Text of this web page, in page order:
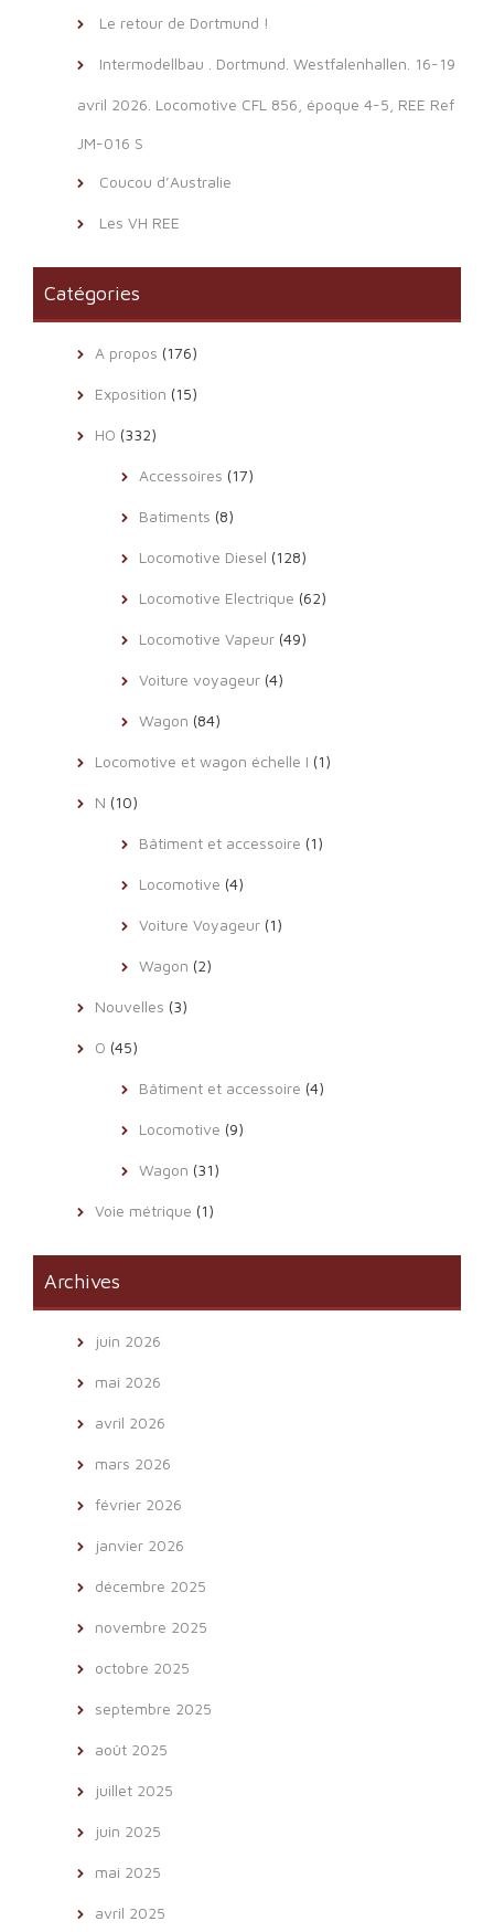
Le retour de Dortmund !
Intermodellbau . Dortmund. Westfalenhallen. 16-19
avril 2026. Locomotive CFL 856, époque 4-5, REE Ref
JM-016 S
Coucou d’Australie
Les VH REE
Catégories
A propos (176)
Exposition (15)
HO (332)
Accessoires (17)
Batiments (8)
Locomotive Diesel (128)
Locomotive Electrique (62)
Locomotive Vapeur (49)
Voiture voyageur (4)
Wagon (84)
Locomotive et wagon échelle I (1)
N (10)
Bâtiment et accessoire (1)
Locomotive (4)
Voiture Voyageur (1)
Wagon (2)
Nouvelles (3)
O (45)
Bâtiment et accessoire (4)
Locomotive (9)
Wagon (31)
Voie métrique (1)
Archives
juin 2026
mai 2026
avril 2026
mars 2026
février 2026
janvier 2026
décembre 2025
novembre 2025
octobre 2025
septembre 2025
août 2025
juillet 2025
juin 2025
mai 2025
avril 2025